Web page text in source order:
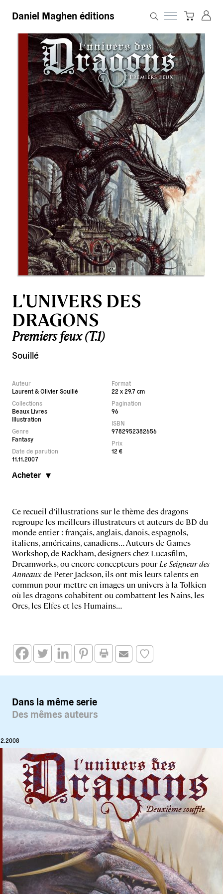
Daniel Maghen éditions
L'UNIVERS DES
DRAGONS
Premiers feux (T.1)
Souillé
Auteur
Laurent & Olivier Souillé
Collections
Beaux Livres
Illustration
Genre
Fantasy
Date de parution
11.11.2007
Acheter
Format
22 x 29.7 cm
Pagination
96
ISBN
9782952382656
Prix
12 €
Ce recueil d’illustrations sur le thème des dragons
regroupe les meilleurs illustrateurs et auteurs de BD du
monde entier : français, anglais, danois, espagnols,
italiens, américains, canadiens… Auteurs de Games
Workshop, de Rackham, designers chez Lucasfilm,
Dreamworks, ou encore concepteurs pourLe Seigneur des
Anneauxde Peter Jackson, ils ont mis leurs talents en
commun pour mettre en images un univers à la Tolkien
où les dragons cohabitent ou combattent les Nains, les
Orcs, les Elfes et les Humains…
Dans la même serie
Des mêmes auteurs